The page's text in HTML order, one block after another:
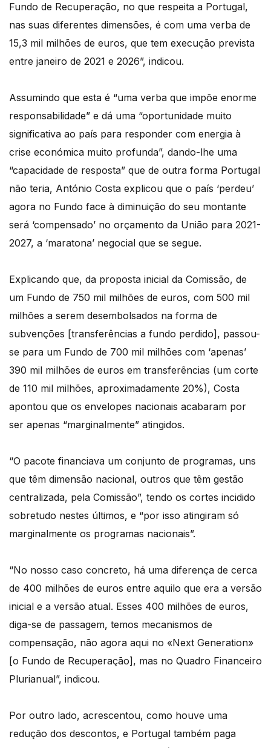
Fundo de Recuperação, no que respeita a Portugal,
nas suas diferentes dimensões, é com uma verba de
15,3 mil milhões de euros, que tem execução prevista
entre janeiro de 2021 e 2026”, indicou.
Assumindo que esta é “uma verba que impõe enorme
responsabilidade” e dá uma “oportunidade muito
significativa ao país para responder com energia à
crise económica muito profunda”, dando-lhe uma
“capacidade de resposta” que de outra forma Portugal
não teria, António Costa explicou que o país ‘perdeu’
agora no Fundo face à diminuição do seu montante
será ‘compensado’ no orçamento da União para 2021-
2027, a ‘maratona’ negocial que se segue.
Explicando que, da proposta inicial da Comissão, de
um Fundo de 750 mil milhões de euros, com 500 mil
milhões a serem desembolsados na forma de
subvenções [transferências a fundo perdido], passou-
se para um Fundo de 700 mil milhões com ‘apenas’
390 mil milhões de euros em transferências (um corte
de 110 mil milhões, aproximadamente 20%), Costa
apontou que os envelopes nacionais acabaram por
ser apenas “marginalmente” atingidos.
“O pacote financiava um conjunto de programas, uns
que têm dimensão nacional, outros que têm gestão
centralizada, pela Comissão”, tendo os cortes incidido
sobretudo nestes últimos, e “por isso atingiram só
marginalmente os programas nacionais”.
“No nosso caso concreto, há uma diferença de cerca
de 400 milhões de euros entre aquilo que era a versão
inicial e a versão atual. Esses 400 milhões de euros,
diga-se de passagem, temos mecanismos de
compensação, não agora aqui no «Next Generation»
[o Fundo de Recuperação], mas no Quadro Financeiro
Plurianual”, indicou.
Por outro lado, acrescentou, como houve uma
redução dos descontos, e Portugal também paga